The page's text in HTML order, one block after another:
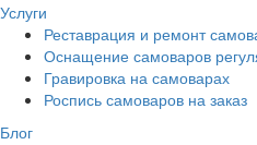
Услуги
Реставрация и ремонт
Оснащение самоваров
Гравировка на самоварах
Роспись самоваров на заказ
Блог